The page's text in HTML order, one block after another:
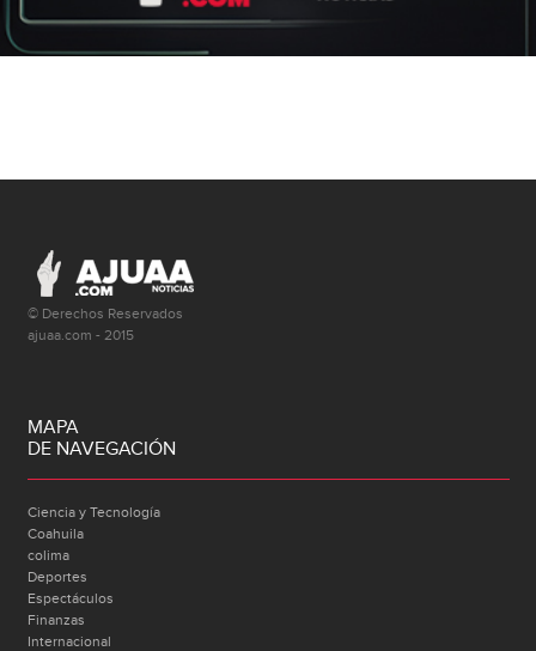
© Derechos Reservados
ajuaa.com - 2015
MAPA
DE NAVEGACIÓN
Ciencia y Tecnología
Coahuila
colima
Deportes
Espectáculos
Finanzas
Internacional